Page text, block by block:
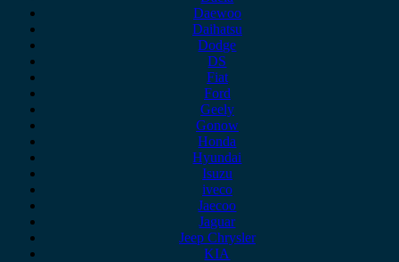
Daewoo
Daihatsu
Dodge
DS
Fiat
Ford
Geely
Gonow
Honda
Hyundai
Isuzu
iveco
Jaecoo
Jaguar
Jeep Chrysler
KIA